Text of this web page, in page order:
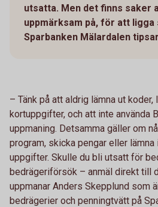
utsatta. Men det finns saker
uppmärksam på, för att
Sparbanken Mälardalen
– Tänk på att aldrig lämna ut
kortuppgifter, och att inte använda
uppmaning. Detsamma gäller om
program, skicka pengar eller
uppgifter. Skulle du bli utsatt för
bedrägeriförsök – anmäl direkt till
uppmanar Anders Skepplund som
bedrägerier och penningtvätt på